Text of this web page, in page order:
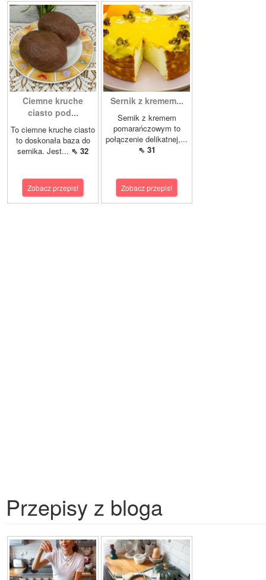
Ciemne kruche
ciasto pod...
To ciemne kruche ciasto
to doskonała baza do
sernika. Jest... ⇖ 32
Zobacz przepis!
Sernik z kremem...
Sernik z kremem
pomarańczowym to
połączenie delikatnej,...
⇖ 31
Zobacz przepis!
Przepisy z bloga